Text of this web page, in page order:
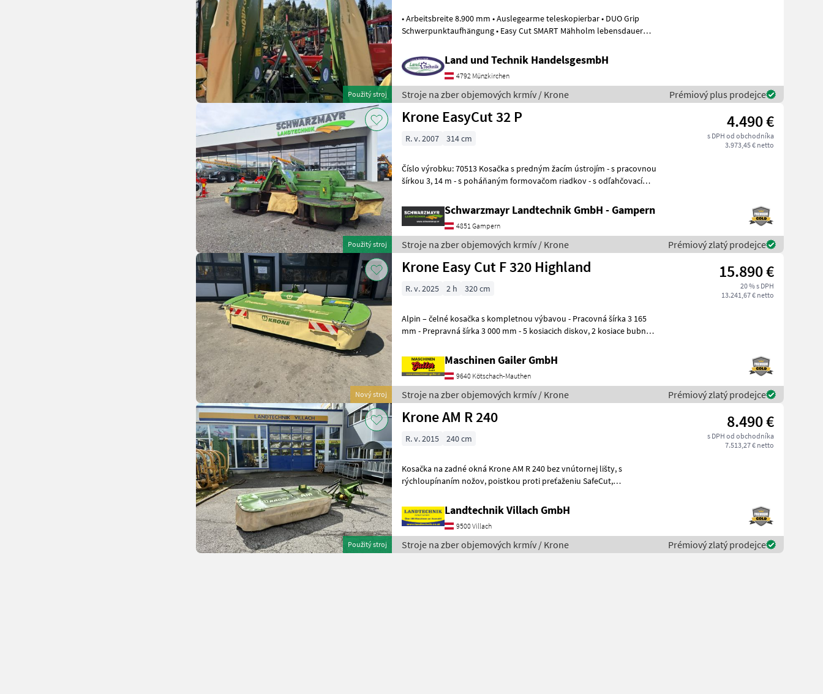
Použitý stroj
• Arbeitsbreite 8.900 mm • Auslegearme teleskopierbar • DUO Grip
Schwerpunktaufhängung • Easy Cut SMART Mähholm lebensdauer
Land und Technik HandelsgesmbH
4792 Münzkirchen
Stroje na zber objemových krmív / Krone Prémiový plus prodejce
Použitý stroj
Krone EasyCut 32 P 4.490 €
s DPH od obchodníka
3.973,45 € netto
R. v. 2007 314 cm
Číslo výrobku: 70513 Kosačka s predným žacím ústrojím - s pracovnou
šírkou 3, 14 m - s poháňaným formovačom riadkov - s odľahčovacími
Schwarzmayr Landtechnik GmbH - Gampern
4851 Gampern
Stroje na zber objemových krmív / Krone Prémiový zlatý prodejce
Nový stroj
Krone Easy Cut F 320 Highland 15.890 €
20 % s DPH
13.241,67 € netto
R. v. 2025 2 h 320 cm
Alpin – čelné kosačka s kompletnou výbavou - Pracovná šírka 3 165
mm - Prepravná šírka 3 000 mm - 5 kosiacich diskov, 2 kosiace bubny -
Maschinen Gailer GmbH
9640 Kötschach-Mauthen
Stroje na zber objemových krmív / Krone Prémiový zlatý prodejce
Použitý stroj
Krone AM R 240 8.490 €
s DPH od obchodníka
7.513,27 € netto
R. v. 2015 240 cm
Kosačka na zadné okná Krone AM R 240 bez vnútornej lišty, s
rýchloupínaním nožov, poistkou proti preťaženiu SafeCut,
Landtechnik Villach GmbH
9500 Villach
Stroje na zber objemových krmív / Krone Prémiový zlatý prodejce